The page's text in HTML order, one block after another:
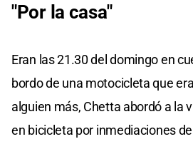
"Por la casa"
Eran las 21.30 del domingo en
bordo de una motocicleta que
alguien más, Chetta abordó a la
en bicicleta por inmediaciones